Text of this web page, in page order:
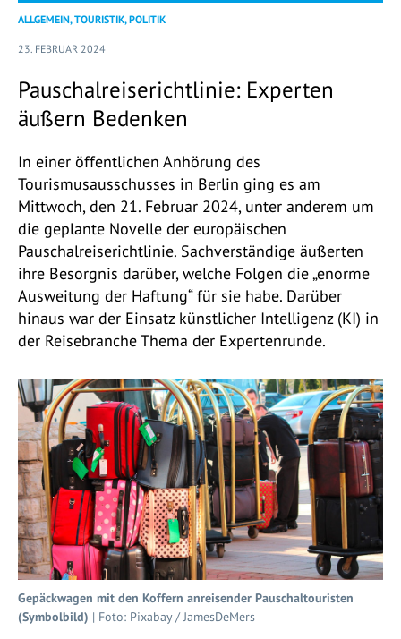
ALLGEMEIN, TOURISTIK, POLITIK
23. FEBRUAR 2024
Pauschalreiserichtlinie: Experten
äußern Bedenken
In einer öffentlichen Anhörung des
Tourismusausschusses in Berlin ging es am
Mittwoch, den 21. Februar 2024, unter anderem um
die geplante Novelle der europäischen
Pauschalreiserichtlinie. Sachverständige äußerten
ihre Besorgnis darüber, welche Folgen die „enorme
Ausweitung der Haftung“ für sie habe. Darüber
hinaus war der Einsatz künstlicher Intelligenz (KI) in
der Reisebranche Thema der Expertenrunde.
Gepäckwagen mit den Koffern anreisender Pauschaltouristen
(Symbolbild) | Foto: Pixabay / JamesDeMers